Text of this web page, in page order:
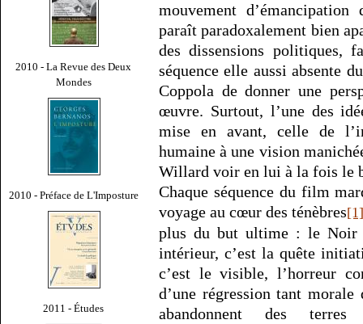
2010 - La Revue des Deux
Mondes
2010 - Préface de L'Imposture
2011 - Études
mouvement
paraît paradoxalement bien
des dissensions politiques,
séquence elle aussi absente
Coppola de donner une
œuvre. Surtout, l’une des
mise en avant, celle de
humaine à une vision
Willard voir en lui à la fois le
Chaque séquence du film
voyage au cœur des ténèbres
plus du but ultime : le Noir
intérieur, c’est la quête
c’est le visible, l’horreur
d’une régression tant
abandonnent des